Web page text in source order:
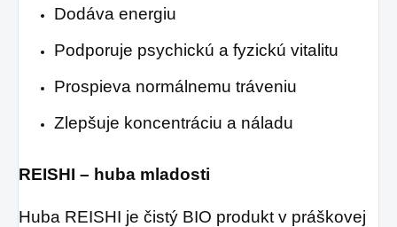
Dodáva energiu
Podporuje psychickú a fyzickú vitalitu
Prospieva normálnemu tráveniu
Zlepšuje koncentráciu a náladu
REISHI – huba mladosti
Huba REISHI je čistý BIO produkt v práškovej